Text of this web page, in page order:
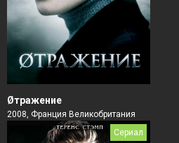
Øтражение
2008, Франция Великобритания
Сериал